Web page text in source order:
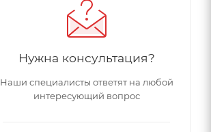
Нужна консультация?
Наши специалисты ответят на любой
интересующий вопрос